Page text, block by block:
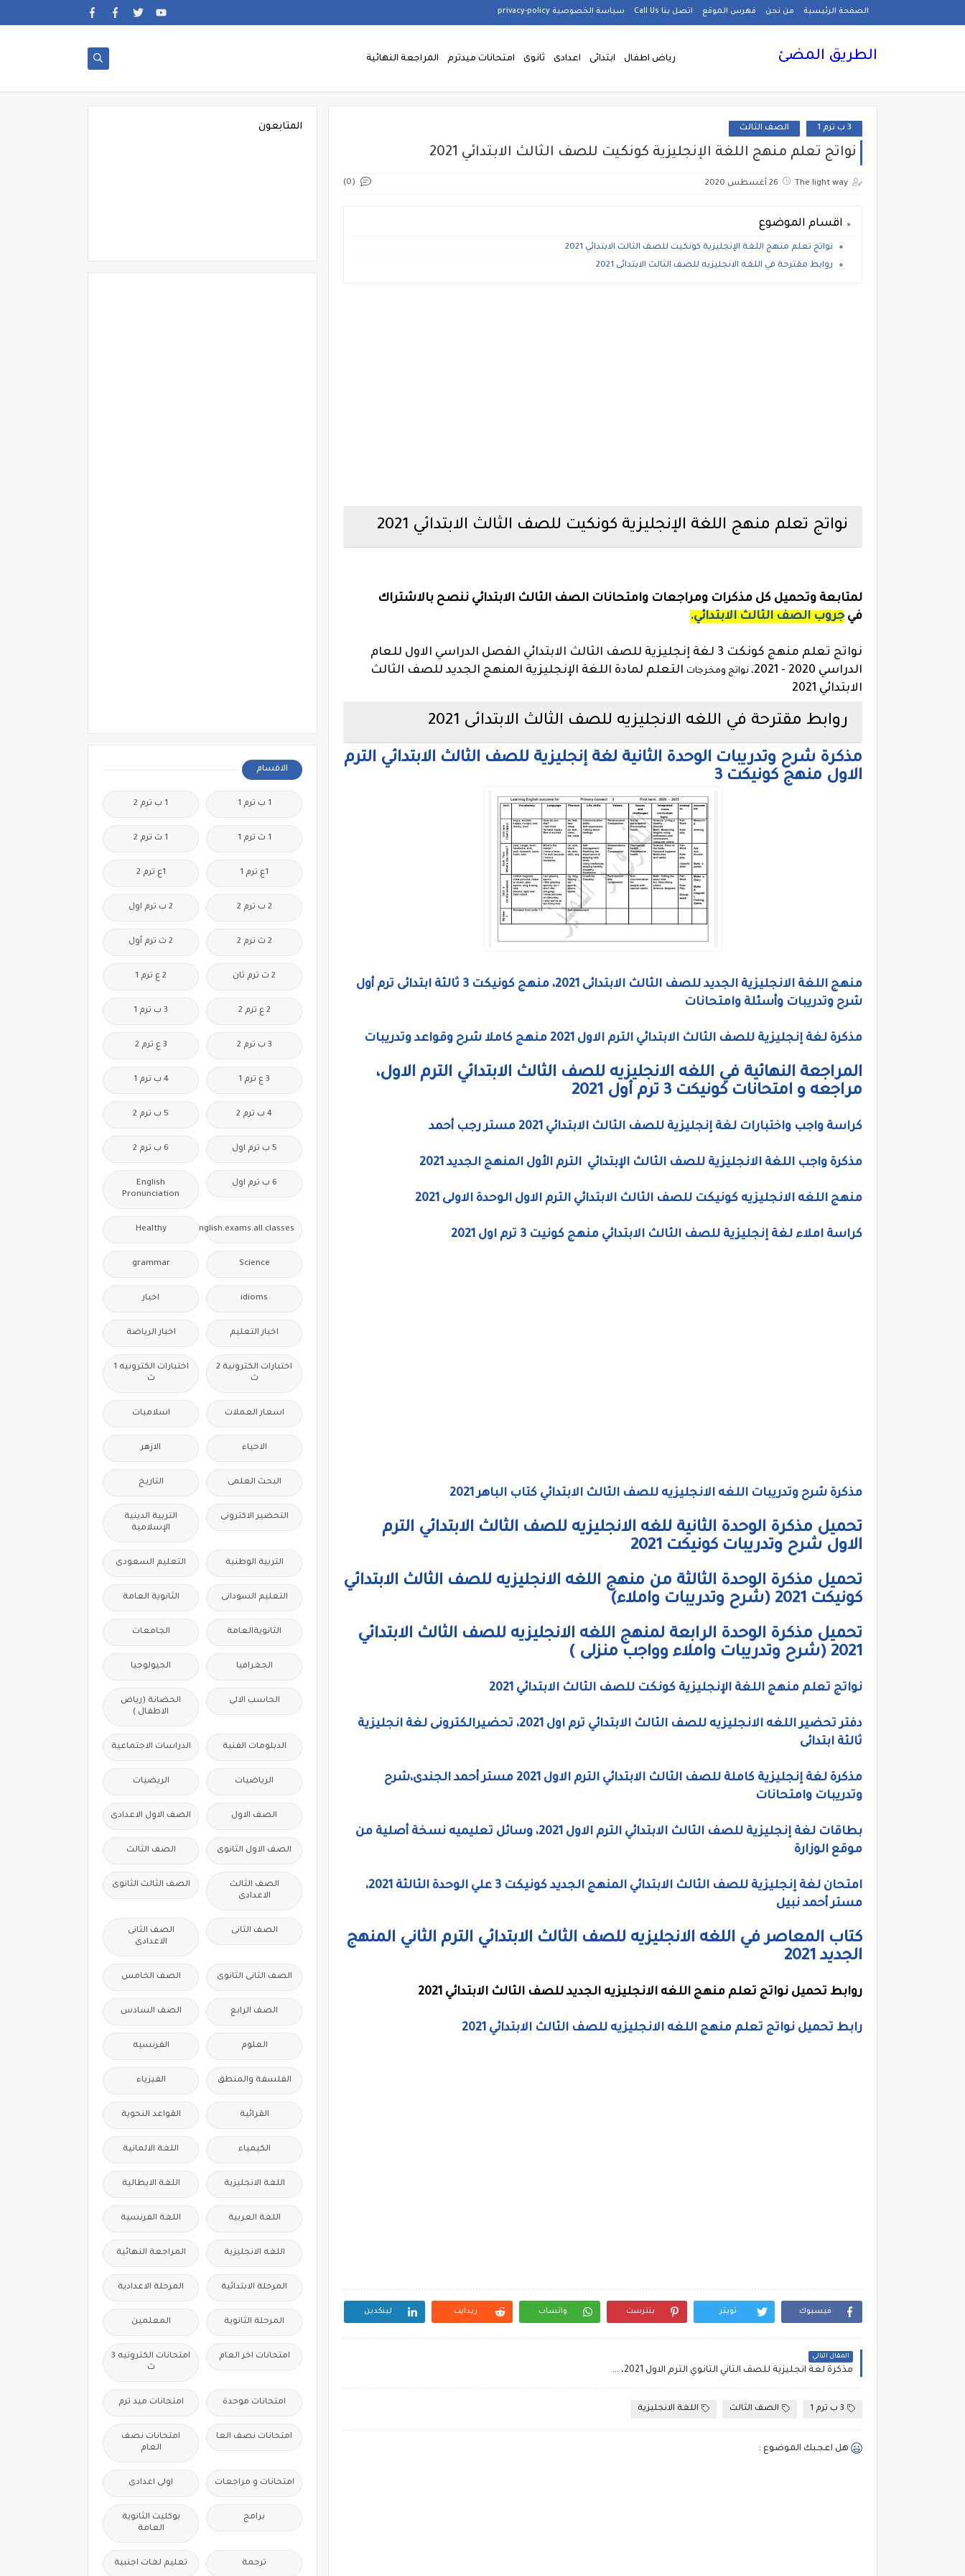
الصفحة الرئيسية من نحن فهرس الموقع اتصل بنا Call Us سياسة الخصوصية privacy-policy
الطريق المضئ رياض اطفال ابتدائى اعدادى ثانوى امتحانات ميدترم المراجعة النهائية
3 ب ترم 1 الصف الثالث
نواتج تعلم منهج اللغة الإنجليزية كونكيت للصف الثالث الابتدائي 2021
The light way 26 أغسطس 2020 (0)
اقسام الموضوع
نواتج تعلم منهج اللغة الإنجليزية كونكيت للصف الثالث الابتدائي 2021
روابط مقترحة في اللغه الانجليزيه للصف الثالث الابتدائى 2021
نواتج تعلم منهج اللغة الإنجليزية كونكيت للصف الثالث الابتدائي 2021
لمتابعة وتحميل كل مذكرات ومراجعات وامتحانات الصف الثالث الابتدائي ننصح بالاشتراك
فيجروب الصف الثالث الابتدائي.
نواتج تعلم منهج كونكت 3 لغة إنجليزية للصف الثالث الابتدائي الفصل الدراسي الاول للعام
الدراسي 2020 - 2021
، نواتج ومخرجات التعلم لمادة اللغة الإنجليزية المنهج الجديد للصف الثالث
الابتدائي 2021
روابط مقترحة في اللغه الانجليزيه للصف الثالث الابتدائى 2021
مذكرة شرح وتدريبات الوحدة الثانية لغة إنجليزية للصف الثالث الابتدائي الترم
الاول منهج كونيكت 3
منهج اللغة الانجليزية الجديد للصف الثالث الابتدائى 2021، منهج كونيكت 3 ثالثة ابتدائى ترم أول
شرح وتدريبات وأسئلة وامتحانات
مذكرة لغة إنجليزية للصف الثالث الابتدائي الترم الاول 2021 منهج كاملا شرح وقواعد وتدريبات
المراجعة النهائية في اللغه الانجليزيه للصف الثالث الابتدائي الترم الاول،
مراجعه و امتحانات كونيكت 3 ترم أول 2021
كراسة واجب واختبارات لغة إنجليزية للصف الثالث الابتدائي 2021 مستر رجب أحمد
مذكرة واجب اللغة الانجليزية للصف الثالث الإبتدائي الترم الأول المنهج الجديد 2021
منهج اللغه الانجليزيه كونيكت للصف الثالث الابتدائي الترم الاول الوحدة الاولى 2021
كراسة املاء لغة إنجليزية للصف الثالث الابتدائي منهج كونيت 3 ترم اول 2021
مذكرة شرح وتدريبات اللغه الانجليزيه للصف الثالث الابتدائي كتاب الباهر 2021
تحميل مذكرة الوحدة الثانية للغه الانجليزيه للصف الثالث الابتدائي الترم
الاول شرح وتدريبات كونيكت 2021
تحميل مذكرة الوحدة الثالثة من منهج اللغه الانجليزيه للصف الثالث الابتدائي
كونيكت 2021 (شرح وتدريبات واملاء)
تحميل مذكرة الوحدة الرابعة لمنهج اللغه الانجليزيه للصف الثالث الابتدائي
2021 (شرح وتدريبات واملاء وواجب منزلى )
نواتج تعلم منهج اللغة الإنجليزية كونكت للصف الثالث الابتدائي 2021
دفتر تحضير اللغه الانجليزيه للصف الثالث الابتدائي ترم اول 2021، تحضيرالكترونى لغة انجليزية
ثالثة ابتدائى
مذكرة لغة إنجليزية كاملة للصف الثالث الابتدائي الترم الاول 2021 مستر أحمد الجندى،شرح
وتدريبات وامتحانات
بطاقات لغة إنجليزية للصف الثالث الابتدائي الترم الاول 2021، وسائل تعليميه نسخة أصلية من
موقع الوزارة
امتحان لغة إنجليزية للصف الثالث الابتدائي المنهج الجديد كونيكت 3 علي الوحدة الثالثة 2021،
مستر أحمد نبيل
كتاب المعاصر في اللغه الانجليزيه للصف الثالث الابتدائي الترم الثاني المنهج
الجديد 2021
روابط تحميل نواتج تعلم منهج اللغه الانجليزيه الجديد للصف الثالث الابتدائي 2021
رابط تحميل نواتج تعلم منهج اللغه الانجليزيه للصف الثالث الابتدائي 2021
فيسبوك تويتر بنترست واتساب ريدايت لينكدين
المقال التالي
مذكرة لغة انجليزية للصف الثاني الثانوي الترم الاول 2021، مذكرة انجليزى ثانية ثانوى مستر أشرف جاد
3 ب ترم 1 الصف الثالث اللغة الانجليزية
هل اعجبك الموضوع :
المتابعون
الاقسام
1 ب ترم 1 1 ب ترم 2
1 ث ترم 1 1 ث ترم 2
1ع ترم 1 1ع ترم 2
2 ب ترم 2 2 ب ترم اول
2 ث ترم 2 2 ث ترم أول
2 ث ترم ثان 2 ع ترم 1
2 ع ترم 2 3 ب ترم 1
3 ب ترم 2 3 ع ترم 2
3 ع ترم 1 4 ب ترم 1
4 ب ترم 2 5 ب ترم 2
5 ب ترم اول 6 ب ترم 2
6 ب ترم اول
English
Pronunciation
Free.English.exams.all.classes
Healthy
Science
grammar
idioms اخبار
اخبار التعليم اخبار الرياضة
اختبارات الكترونية 2
ث
اختبارات الكترونيه 1
ث
اسعار العملات اسلاميات
الاحياء الازهر
البحث العلمى التاريخ
التحضير الاكترونى
التربية الدينية
الإسلامية
التربية الوطنية التعليم السعودى
التعليم السودانى الثانوية العامة
الثانويةالعامة الجامعات
الجغرافيا الجيولوجيا
الحاسب الالى
الحضانة (رياض
الاطفال )
الدبلومات الفنية الدراسات الاجتماعية
الرياضيات الريضيات
الصف الاول الصف الاول الاعدادى
الصف الاول الثانوى الصف الثالث
الصف الثالث
الاعدادى
الصف الثالث الثانوى
الصف الثانى
الصف الثانى
الاعدادى
الصف الثانى الثانوى الصف الخامس
الصف الرابع الصف السادس
العلوم الفرنسيه
الفلسفة والمنطق الفيزياء
القرائية القواعد النحوية
الكيمياء اللغة الالمانية
اللغة الانجليزية اللغة الايطالية
اللغة العربية اللغة الفرنسية
اللغه الانجليزية المراجعة النهائية
المرحلة الابتدائية المرحلة الاعدادية
المرحلة الثانوية المعلمين
امتحانات اخر العام
امتحانات الكترونيه 3
ث
امتحانات موحدة امتحانات ميد ترم
امتحانات نصف العا
امتحانات نصف
العام
امتحانات و مراجعات اولى اعدادى
برامج
بوكليت الثانوية
العامة
ترجمة تعليم لغات اجنبية